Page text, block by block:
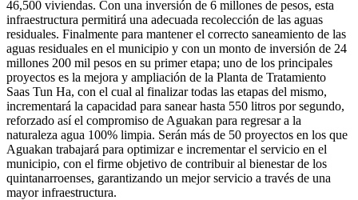
46,500 viviendas. Con una inversión de 6 millones de pesos, esta
infraestructura permitirá una adecuada recolección de las aguas
residuales. Finalmente para mantener el correcto saneamiento de las
aguas residuales en el municipio y con un monto de inversión de 24
millones 200 mil pesos en su primer etapa; uno de los principales
proyectos es la mejora y ampliación de la Planta de Tratamiento
Saas Tun Ha, con el cual al finalizar todas las etapas del mismo,
incrementará la capacidad para sanear hasta 550 litros por segundo,
reforzado así el compromiso de Aguakan para regresar a la
naturaleza agua 100% limpia. Serán más de 50 proyectos en los que
Aguakan trabajará para optimizar e incrementar el servicio en el
municipio, con el firme objetivo de contribuir al bienestar de los
quintanarroenses, garantizando un mejor servicio a través de una
mayor infraestructura.